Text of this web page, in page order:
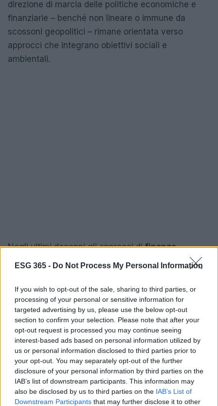
ESG 365 - Do Not Process My Personal Information
If you wish to opt-out of the sale, sharing to third parties, or
processing of your personal or sensitive information for
targeted advertising by us, please use the below opt-out
section to confirm your selection. Please note that after your
opt-out request is processed you may continue seeing
interest-based ads based on personal information utilized by
us or personal information disclosed to third parties prior to
your opt-out. You may separately opt-out of the further
disclosure of your personal information by third parties on the
IAB’s list of downstream participants. This information may
also be disclosed by us to third parties on the IAB’s List of
Downstream Participants that may further disclose it to other
direzione di marcia delle politiche economiche e
finanziarie – benché non lineare o immune da
scossoni geopolitici – rimane orientata verso
approcci che integrano obiettivi sociali e
ambientali.
Negli ultimi decenni gli approcci difinanza
sostenibilehanno visto una diffusione rilevante:
engagement e all’impact investingmolte forme di
intervento hanno contribuito a spostare capitali e
attenzione verso attività compatibili con criteri
ESG. Fondazioni e investitori istituzionali hanno
svolto un ruolo trainante, sia gestendo patrimoni
con criteri sostenibili, sia stimolando un
cambiamento culturale tra stakeholder e pubblico.
Alla luce di questi sviluppi, la sensazione